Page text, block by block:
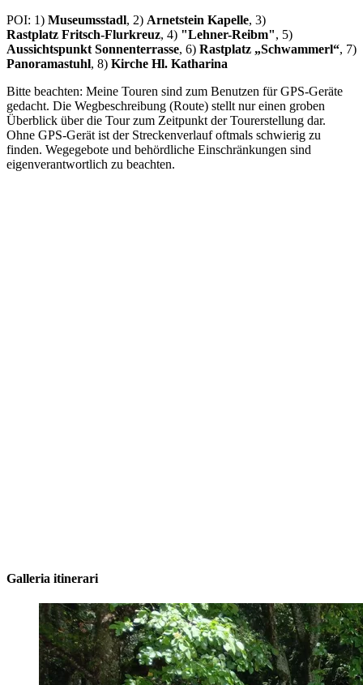
POI: 1) Museumsstadl, 2) Arnetstein Kapelle, 3)
Rastplatz Fritsch-Flurkreuz, 4) "Lehner-Reibm", 5)
Aussichtspunkt Sonnenterrasse, 6) Rastplatz „Schwammerl“, 7)
Panoramastuhl, 8) Kirche Hl. Katharina
Bitte beachten: Meine Touren sind zum Benutzen für GPS-Geräte
gedacht. Die Wegbeschreibung (Route) stellt nur einen groben
Überblick über die Tour zum Zeitpunkt der Tourerstellung dar.
Ohne GPS-Gerät ist der Streckenverlauf oftmals schwierig zu
finden. Wegegebote und behördliche Einschränkungen sind
eigenverantwortlich zu beachten.
Galleria itinerari